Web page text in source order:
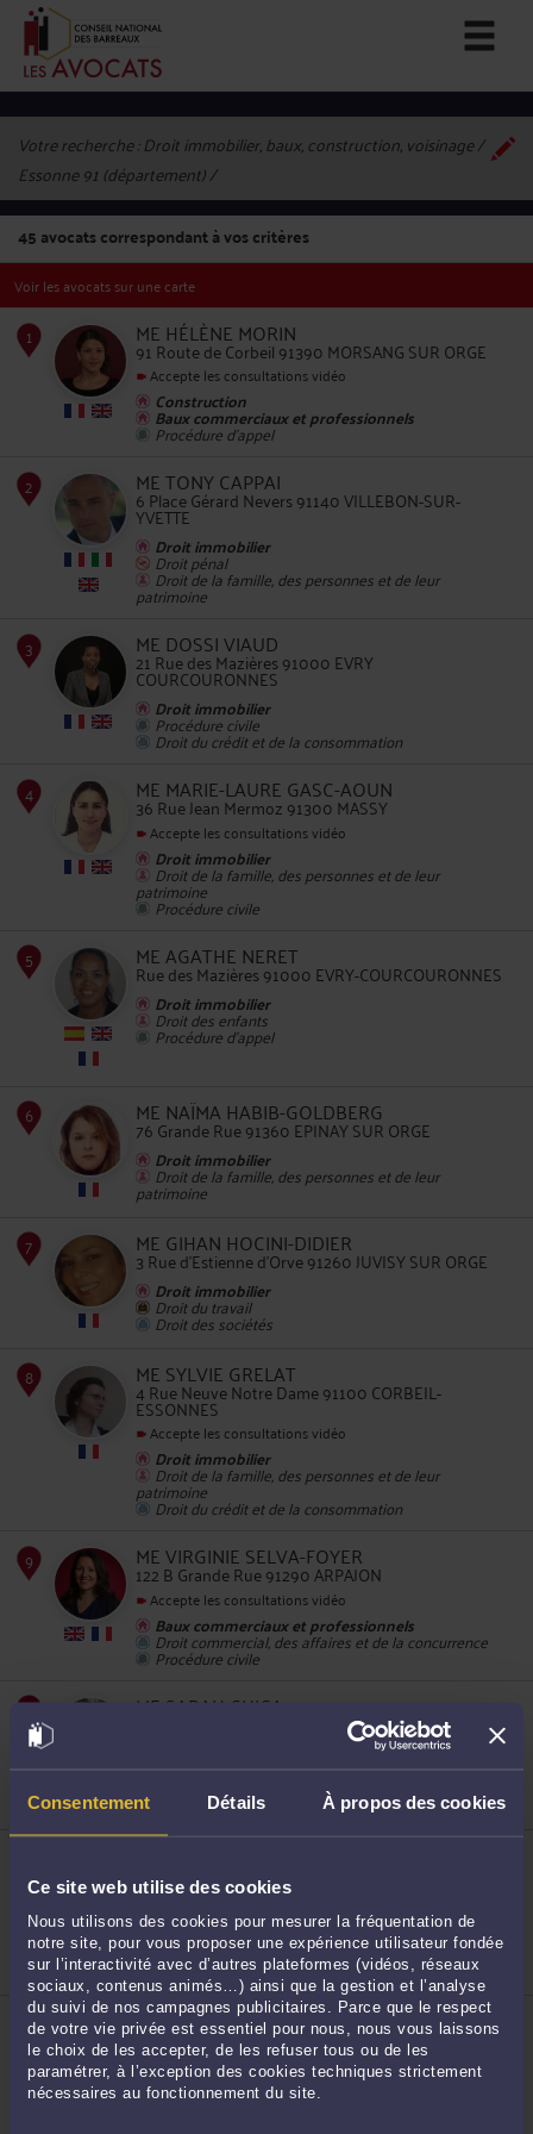
Consentement Détails À propos des cookies
Ce site web utilise des cookies
Nous utilisons des cookies pour mesurer la fréquentation de
notre site, pour vous proposer une expérience utilisateur fondée
sur l’interactivité avec d’autres plateformes (vidéos, réseaux
sociaux, contenus animés…) ainsi que la gestion et l’analyse
du suivi de nos campagnes publicitaires. Parce que le respect
de votre vie privée est essentiel pour nous, nous vous laissons
le choix de les accepter, de les refuser tous ou de les
paramétrer, à l’exception des cookies techniques strictement
nécessaires au fonctionnement du site.
Votre recherche :Droit immobilier, baux, construction, voisinage /
Essonne 91 (département)
45avocats correspondant à vos critères
Voir les avocats sur une carte
ME HÉLÈNE MORIN
91 Route de Corbeil 91390 MORSANG SUR ORGE
Accepte les consultations vidéo
Construction
Baux commerciaux et professionnels
Procédure d'appel
ME TONY CAPPAI
6 Place Gérard Nevers 91140 VILLEBON-SUR-
YVETTE
Droit immobilier
Droit pénal
Droit de la famille, des personnes et de leur
patrimoine
3
ME DOSSI VIAUD
21 Rue des Mazières 91000 EVRY
COURCOURONNES
Droit immobilier
Procédure civile
Droit du crédit et de la consommation
4
ME MARIE-LAURE GASC-AOUN
36 Rue Jean Mermoz 91300 MASSY
Accepte les consultations vidéo
Droit immobilier
Droit de la famille, des personnes et de leur
patrimoine
Procédure civile
ME AGATHE NERET
Rue des Mazières 91000 EVRY-COURCOURONNES
Droit immobilier
Droit des enfants
Procédure d'appel
6
ME NAÏMA HABIB-GOLDBERG
76 Grande Rue 91360 EPINAY SUR ORGE
Droit immobilier
Droit de la famille, des personnes et de leur
patrimoine
7
ME GIHAN HOCINI-DIDIER
3 Rue d'Estienne d'Orve 91260 JUVISY SUR ORGE
Droit immobilier
Droit du travail
Droit des sociétés
8
ME SYLVIE GRELAT
4 Rue Neuve Notre Dame 91100 CORBEIL-
ESSONNES
Accepte les consultations vidéo
Droit immobilier
Droit de la famille, des personnes et de leur
patrimoine
Droit du crédit et de la consommation
9
ME VIRGINIE SELVA-FOYER
122 B Grande Rue 91290 ARPAJON
Accepte les consultations vidéo
Baux commerciaux et professionnels
Droit commercial, des affaires et de la concurrence
Procédure civile
ME SARAH CHICA
45 Boulevard Bara 91120 PALAISEAU
Droit immobilier
Droit du dommage corporel
Droit commercial, des affaires et de la concurrence
1 Place des Terrasses de l'Agora 91000 EVRY
COURCOURONNES
Accepte les consultations vidéo
Droit immobilier
Droit des sociétés
Droit pénal
ME JEAN-SÉBASTIEN TESLER
16 Place Jacques Brel 91130 RIS-ORANGIS
Accepte les consultations vidéo
Droit immobilier